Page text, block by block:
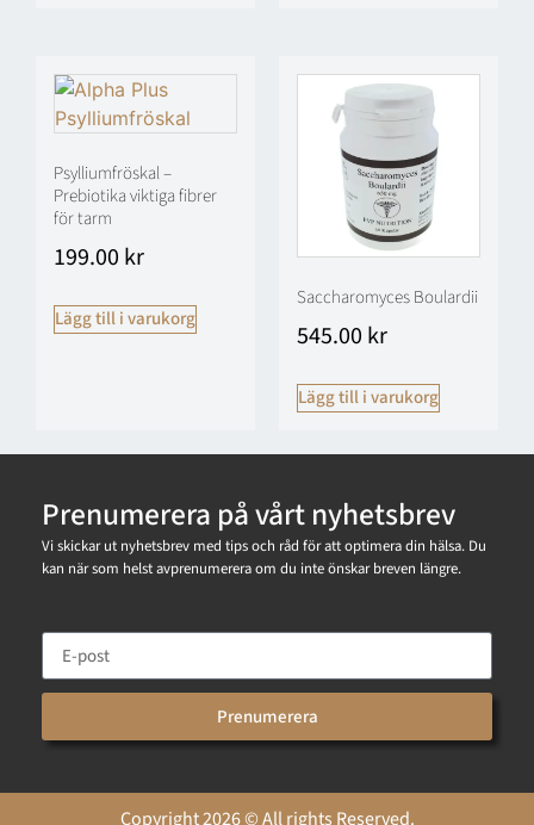
Psylliumfröskal –
Prebiotika viktiga fibrer
för tarm
199.00 kr
Lägg till i varukorg
Saccharomyces Boulardii
545.00 kr
Lägg till i varukorg
Prenumerera på vårt nyhetsbrev
Vi skickar ut nyhetsbrev med tips och råd för att optimera din hälsa. Du
kan när som helst avprenumerera om du inte önskar breven längre.
Prenumerera
Copyright 2026 © All rights Reserved.